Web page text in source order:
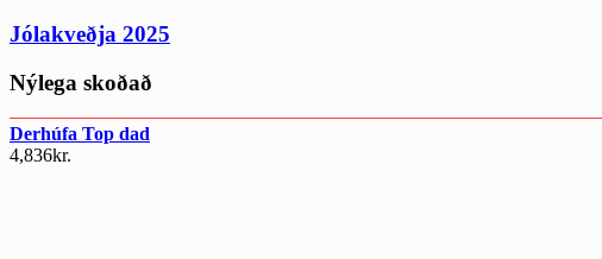
Jólakveðja 2025
Nýlega skoðað
Derhúfa Top dad
4,836kr.